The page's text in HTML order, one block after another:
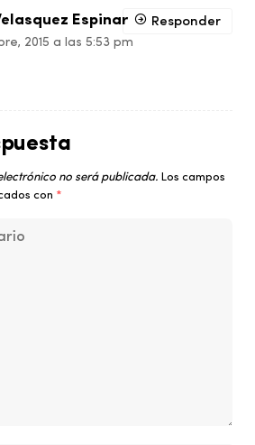
Espinar
2015 a las 5:53 pm
Responder
no será publicada. Los campos
con *